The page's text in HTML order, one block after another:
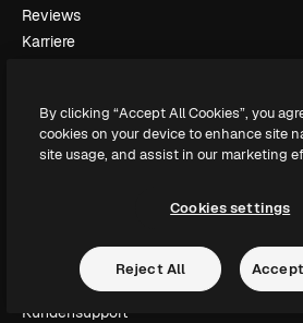
Reviews
Karriere
Veranstaltungen
Slidesgo
Kontakt aufnehmen
Kundensupport
By clicking “Accept All Cookies”, you
cookies on your device to enhance site
site usage, and assist in our marketing
Cookies settings
Reject All